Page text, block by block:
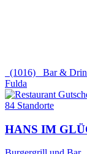
(1016) Bar &
Fulda
84 Standorte
HANS IM